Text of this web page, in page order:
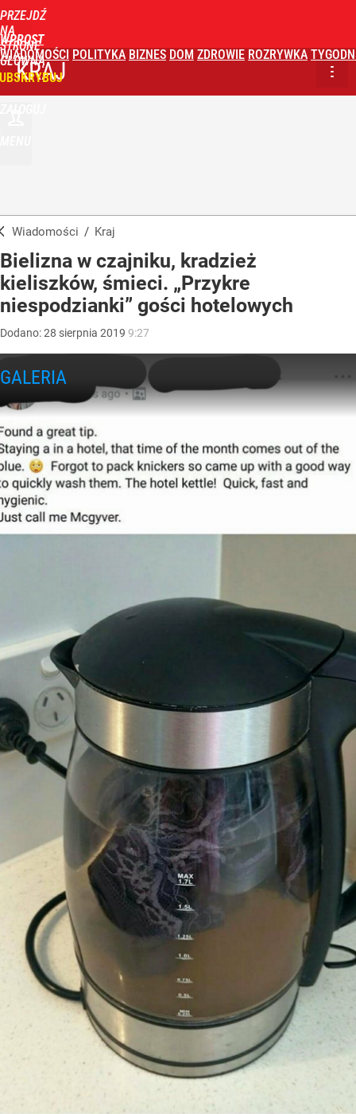
PRZEJDŹ
NA
STRONĘ
GŁÓWNĄ
WPROST
WIADOMOŚCI POLITYKA BIZNES DOM ZDROWIE ROZRYWKA
KRAJ
Wiadomości / Kraj
Bielizna w czajniku, kradzież
kieliszków, śmieci. „Przykre
niespodzianki” gości hotelowych
Dodano:28 sierpnia 2019 9:27